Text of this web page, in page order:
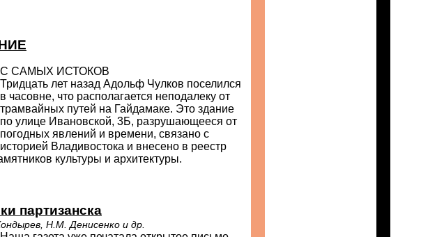
С САМЫХ ИСТОКОВ
Тридцать лет назад Адольф Чулков поселился
в часовне, что располагается неподалеку от
трамвайных путей на Гайдамаке. Это здание
по улице Ивановской, 3Б, разрушающееся от
погодных явлений и времени, связано с
историей Владивостока и внесено в реестр
культуры и архитектуры.
партизанска
Н.М. Денисенко и др.